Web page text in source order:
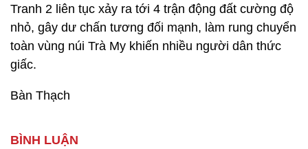
Tranh 2 liên tục xảy ra tới 4 trận động đất cường độ
nhỏ, gây dư chấn tương đối mạnh, làm rung chuyển
toàn vùng núi Trà My khiến nhiều người dân thức
giấc.
Bàn Thạch